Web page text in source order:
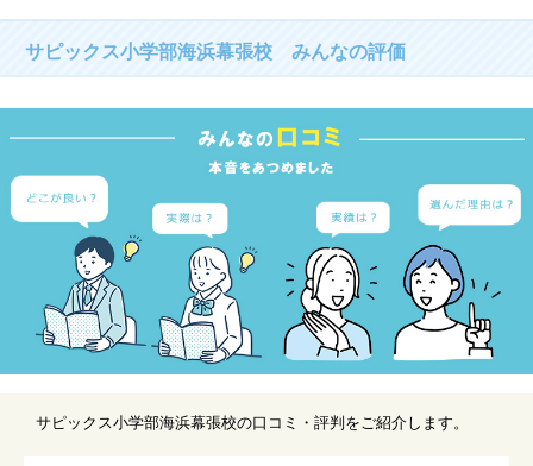
サピックス小学部海浜幕張校 みんなの評価
サピックス小学部海浜幕張校の口コミ・評判をご紹介します。